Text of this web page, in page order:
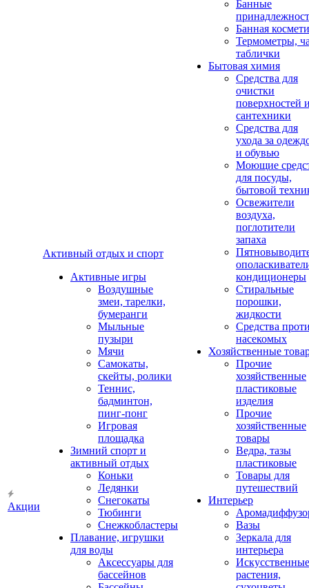
Акции
Активный отдых и спорт
Активные игры
Воздушные
змеи, тарелки,
бумеранги
Мыльные
пузыри
Мячи
Самокаты,
скейты, ролики
Теннис,
бадминтон,
пинг-понг
Игровая
площадка
Зимний спорт и
активный отдых
Коньки
Ледянки
Снегокаты
Тюбинги
Снежкобластеры
Плавание, игрушки
для воды
Аксессуары для
бассейнов
Банные
Банная
Термометры,
таблички
Бытовая химия
Средства для
очистки
поверхностей
сантехники
Средства для
ухода за
и обувью
Моющие
для посуды,
бытовой
Освежители
воздуха,
поглотители
запаха
кондиционеры
Стиральные
порошки,
жидкости
Средства
насекомых
Хозяйственные
Прочие
хозяйственные
пластиковые
изделия
Прочие
хозяйственные
товары
Ведра, тазы
пластиковые
Товары для
путешествий
Интерьер
Вазы
Зеркала для
интерьера
Искусственные
растения,